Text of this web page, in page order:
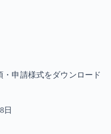
申請様式をダウンロード
日